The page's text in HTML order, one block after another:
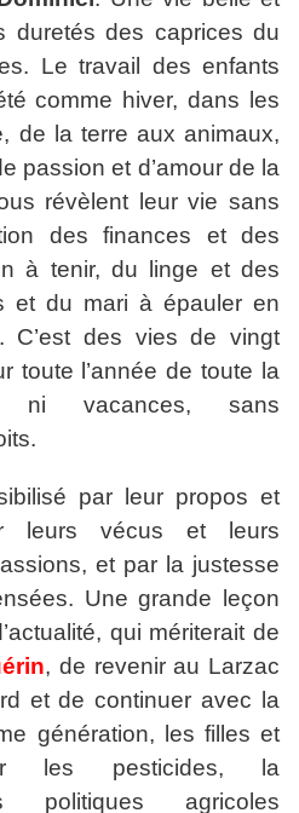
duretés des caprices du
Le travail des enfants
comme hiver, dans les
de la terre aux animaux,
passion et d’amour de la
révèlent leur vie sans
des finances et des
à tenir, du linge et des
et du mari à épauler en
C’est des vies de vingt
toute l’année de toute la
vacances, sans
par leur propos et
leurs vécus et leurs
et par la justesse
Une grande leçon
qui mériterait de
, de revenir au Larzac
et de continuer avec la
génération, les filles et
les pesticides, la
politiques agricoles